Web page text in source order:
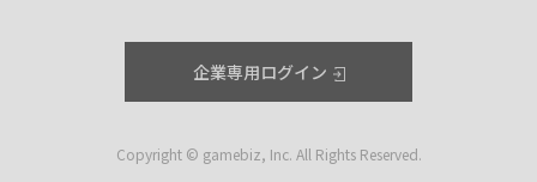
企業専用ログイン
Copyright © gamebiz, Inc. All Rights Reserved.